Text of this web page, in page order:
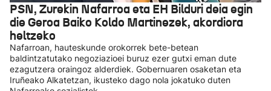
PSN, Zurekin Nafarroa eta EH Bilduri deia egin
die Geroa Baiko Koldo Martinezek, akordiora
heltzeko
Nafarroan, hauteskunde orokorrek bete-betean
baldintzatutako negoziazioei buruz ezer gutxi eman dute
ezagutzera oraingoz alderdiek. Gobernuaren osaketan eta
Iruñeako Alkatetzan, ikusteko dago nola jokatuko duten